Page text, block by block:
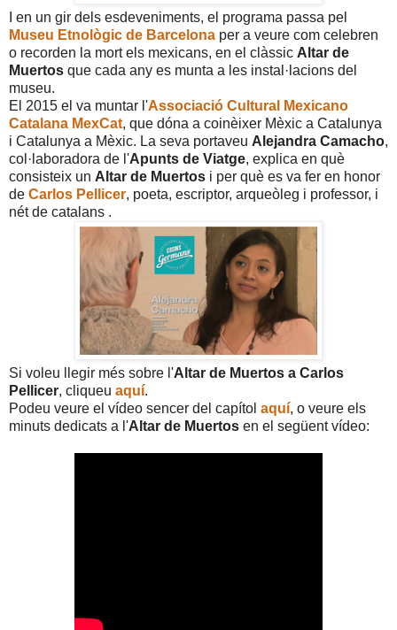
I en un gir dels esdeveniments, el programa passa pel
Museu Etnològic de Barcelona per a veure com celebren
o recorden la mort els mexicans, en el clàssic Altar de
Muertos que cada any es munta a les instal·lacions del
museu.
El 2015 el va muntar l'Associació Cultural Mexicano
Catalana MexCat, que dóna a coinèixer Mèxic a Catalunya
i Catalunya a Mèxic. La seva portaveu Alejandra Camacho,
col·laboradora de l'Apunts de Viatge, explica en què
consisteix un Altar de Muertos i per què es va fer en honor
de Carlos Pellicer, poeta, escriptor, arqueòleg i professor, i
nét de catalans .
Si voleu llegir més sobre l'Altar de Muertos a Carlos
Pellicer, cliqueu aquí.
Podeu veure el vídeo sencer del capítol aquí, o veure els
minuts dedicats a l'Altar de Muertos en el següent vídeo: